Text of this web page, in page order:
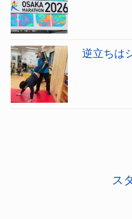
逆立ちは
ス